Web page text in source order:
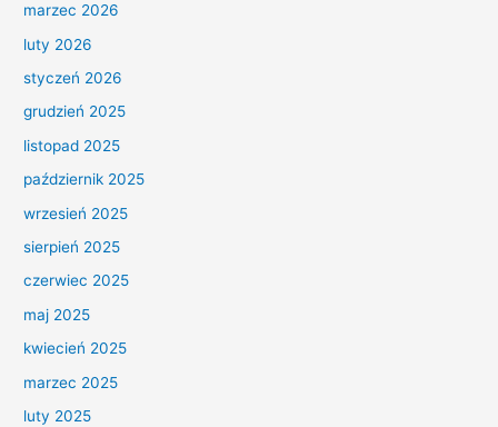
marzec 2026
luty 2026
styczeń 2026
grudzień 2025
listopad 2025
październik 2025
wrzesień 2025
sierpień 2025
czerwiec 2025
maj 2025
kwiecień 2025
marzec 2025
luty 2025